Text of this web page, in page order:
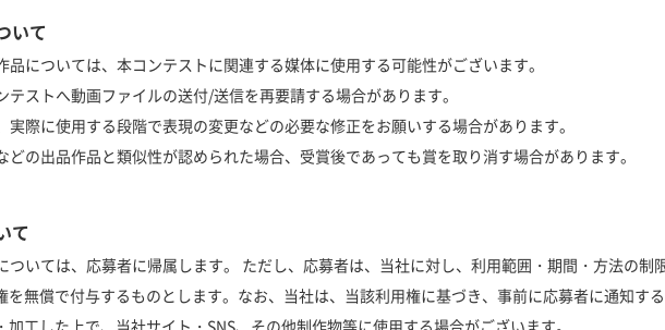
いて
品については、本コンテストに関連する媒体に使用する可能性がございます。
テストへ動画ファイルの送付/送信を再要請する場合があります。
実際に使用する段階で表現の変更などの必要な修正をお願いする場合があります。
どの出品作品と類似性が認められた場合、受賞後であっても賞を取り消す場合があります。
て
ついては、応募者に帰属します。 ただし、応募者は、当社に対し、利用範囲・期間・方法の制
を無償で付与するものとします。なお、当社は、当該利用権に基づき、事前に応募者に通知す
加工した上で、当社サイト・SNS、その他制作物等に使用する場合がございます。